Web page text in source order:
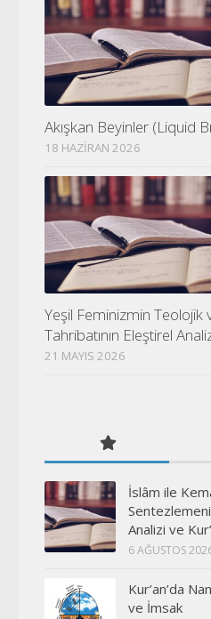
Akışkan Beyinler (Liquid
18 HAZIRAN 2026
Yeşil Feminizmin Teolojik
Tahribatının Eleştirel
21 MAYIS 2026
İslâm ile
Analizi ve
6 AĞUSTOS
Kur’an’da
ve İmsak